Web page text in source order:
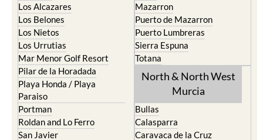
Los Alcazares
Los Belones
Los Nietos
Los Urrutias
Mar Menor Golf Resort
Pilar de la Horadada
Playa Honda / Playa
Paraiso
Portman
Roldan and Lo Ferro
San Javier
Mazarron
Puerto de Mazarron
Puerto Lumbreras
Sierra Espuna
Totana
North & North West
Murcia
Bullas
Calasparra
Caravaca de la Cruz